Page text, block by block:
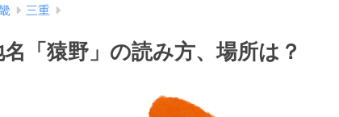
三重
「猿野」の読み方、場所は？